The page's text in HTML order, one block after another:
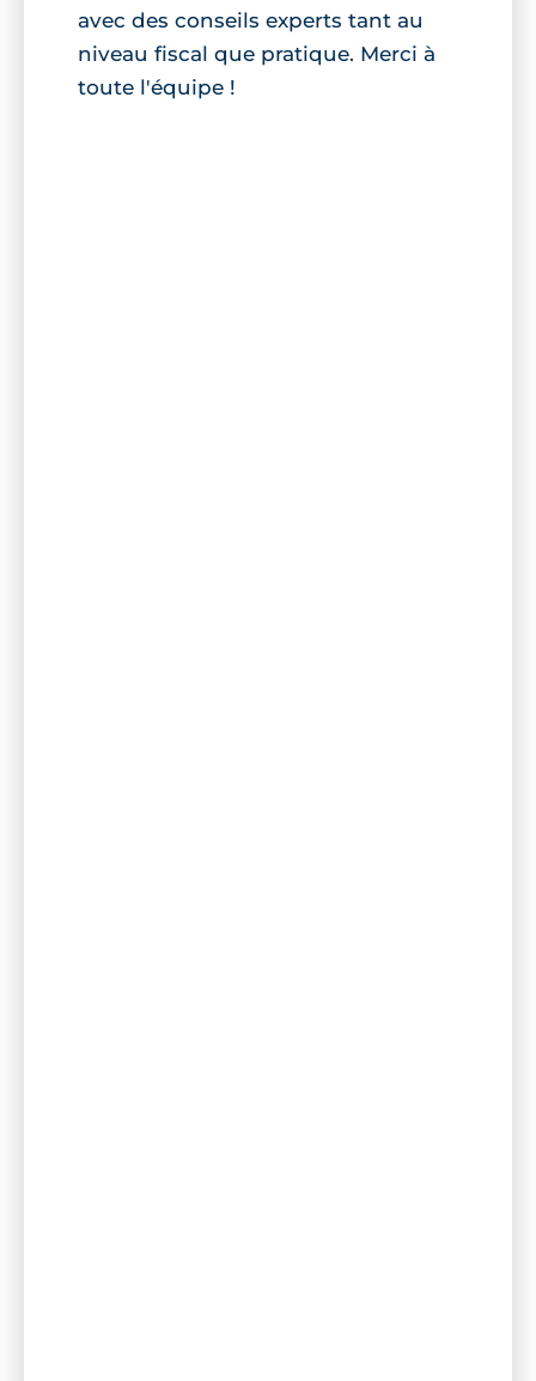
avec des conseils experts tant au
niveau fiscal que pratique. Merci à
toute l'équipe !